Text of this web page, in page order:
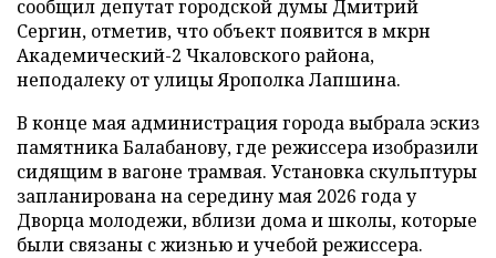
сообщил депутат городской думы Дмитрий
Сергин, отметив, что объект появится в мкрн
Академический-2 Чкаловского района,
неподалеку от улицы Ярополка Лапшина.
В конце мая администрация города выбрала эскиз
памятника Балабанову, где режиссера изобразили
сидящим в вагоне трамвая. Установка скульптуры
запланирована на середину мая 2026 года у
Дворца молодежи, вблизи дома и школы, которые
были связаны с жизнью и учебой режиссера.